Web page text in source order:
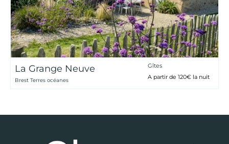
La Grange Neuve
Brest Terres océanes
Gîtes
A partir de 120€ la nuit